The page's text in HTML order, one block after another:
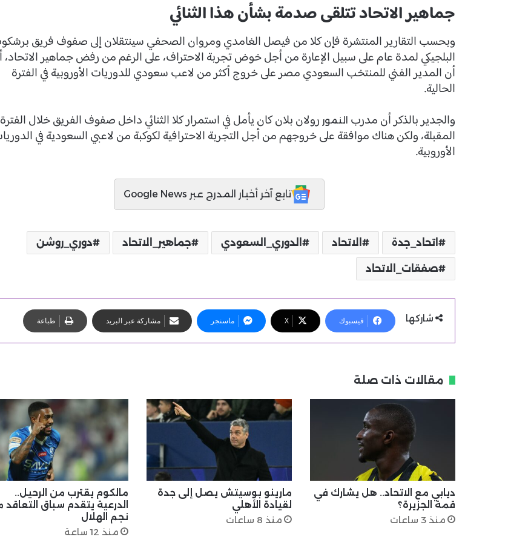
جماهير الاتحاد تتلقى صدمة بشأن هذا الثنائي
وبحسب التقارير المنتشرة فإن كلا من فيصل الغامدي ومروان الصحفي سينتقلان إلى صفوف فريق
البلجيكي لمدة عام على سبيل الإعارة من أجل خوض تجربة الاحتراف، على الرغم من رفض جماهير الاتحاد،
أن المدير الفني للمنتخب السعودي مصر على خروج أكثر من لاعب سعودي للدوريات الأوروبية في الفترة
الحالية.
والجدير بالذكر أن مدرب النمور رولان بلان كان يأمل في استمرار كلا الثنائي داخل صفوف الفريق خلال الفترة
المقبلة، ولكن هناك موافقة على خروجهم من أجل التجربة الاحترافية لكوكبة من لاعبي السعودية في
الأوروبية.
تابع آخر أخبار المدرج عبر Google News
اتحاد_جدة الاتحاد الدوري_السعودي جماهير_الاتحاد دوري_روشن
صفقات_الاتحاد
شاركها فيسبوك X ماسنجر مشاركة عبر البريد طباعة
مقالات ذات صلة
ديابي مع الاتحاد.. هل يشارك في
قمة الجزيرة؟
منذ 3 ساعات
مارينو بوسيتش يصل إلى جدة
لقيادة الأهلي
منذ 8 ساعات
مالكوم يقترب من الرحيل..
الدرعية يتقدم سباق التعاقد
نجم الهلال
منذ 12 ساعة